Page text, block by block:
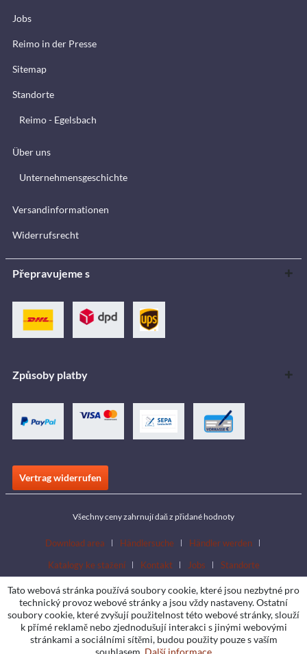
Jobs
Reimo in der Presse
Sitemap
Standorte
Reimo - Egelsbach
Über uns
Unternehmensgeschichte
Versandinformationen
Widerrufsrecht
Přepravujeme s
Způsoby platby
Vertrag widerrufen
Všechny ceny zahrnují daň z přidané hodnoty
Download area Händlersuche
Händler werden
Katalogy ke stažení
Kontakt Jobs Standorte
Tato webová stránka používá soubory cookie, které jsou nezbytné pro
technický provoz webové stránky a jsou vždy nastaveny. Ostatní
soubory cookie, které zvyšují použitelnost této webové stránky, slouží
k přímé reklamě nebo zjednodušují interakci s jinými webovými
stránkami a sociálními sítěmi, budou použity pouze s vaším
souhlasem. Další informace